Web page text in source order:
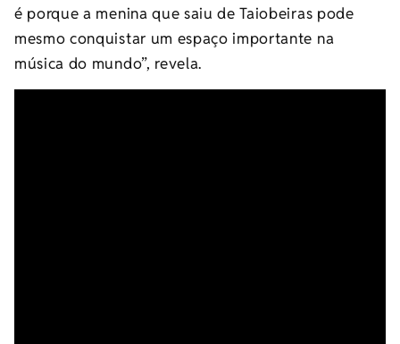
é porque a menina que saiu de Taiobeiras pode
mesmo conquistar um espaço importante na
música do mundo”, revela.